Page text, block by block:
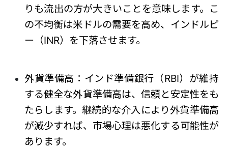
りも流出の方が大きいことを意味します。こ
の不均衡は米ドルの需要を高め、インドルピ
ー（INR）を下落させます。
外貨準備高：インド準備銀行（RBI）が維持
する健全な外貨準備高は、信頼と安定性をも
たらします。継続的な介入により外貨準備高
が減少すれば、市場心理は悪化する可能性が
あります。